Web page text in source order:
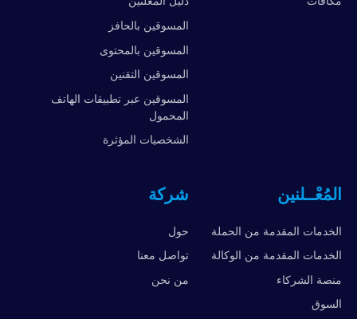
المسوقين بالحافز
المسوقين بالمحتوى
المسوقين التقنين
المسوقين عبر تطبيقات الهاتف
المحمول
الشخصيات المؤثرة
المُعْــلنين
الخدمات المقدمة من الحملة
الخدمات المقدمة من الوكالة
منصة الشركاء
السوق
شركة
حول
تواصل معنا
من نحن